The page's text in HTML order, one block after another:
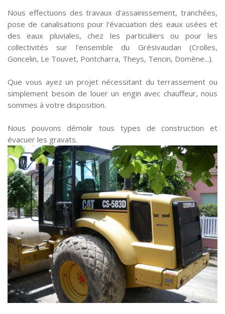
Nous effectuons des travaux d'assainissement, tranchées,
pose de canalisations pour l'évacuation des eaux usées et
des eaux pluviales, chez les particuliers ou pour les
collectivités sur l'ensemble du Grésivaudan (Crolles,
Goncelin, Le Touvet, Pontcharra, Theys, Tencin, Domène...).
Que vous ayez un projet nécessitant du terrassement ou
simplement besoin de louer un engin avec chauffeur, nous
sommes à votre disposition.
Nous pouvons démolir tous types de construction et
évacuer les gravats.